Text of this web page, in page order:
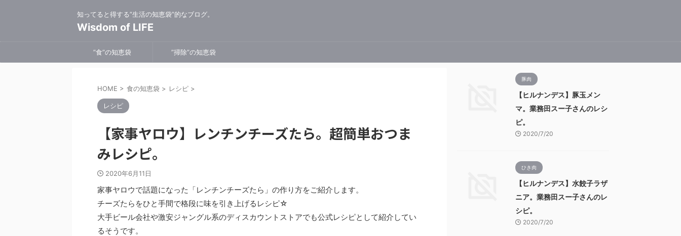
知ってると得する”生活の知恵袋”的なブログ。
Wisdom of LIFE
”食”の知恵袋 ”掃除”の知恵袋
HOME > 食の知恵袋 > レシピ >
レシピ
【家事ヤロウ】レンチンチーズたら。超簡単おつま
みレシピ。
2020年6月11日
家事ヤロウで話題になった「レンチンチーズたら」の作り方をご紹介します。
チーズたらをひと手間で格段に味を引き上げるレシピ☆
大手ビール会社や激安ジャングル系のディスカウントストアでも公式レシピとして紹介してい
るそうです。
豚肉
【ヒルナンデス】豚玉メン
マ。業務田スー子さんのレシ
ピ。
2020/7/20
ひき肉
【ヒルナンデス】水餃子ラザ
ニア。業務田スー子さんのレ
シピ。
2020/7/20